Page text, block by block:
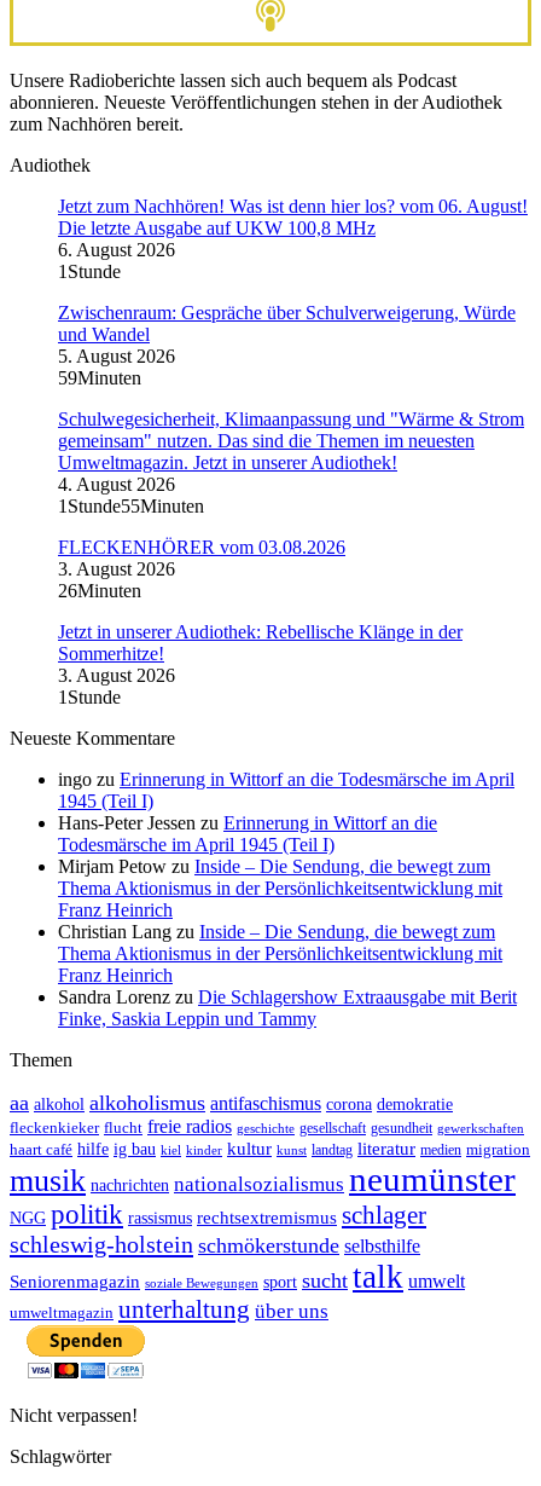
Unsere Radioberichte lassen sich auch bequem als Podcast
abonnieren. Neueste Veröffentlichungen stehen in der Audiothek
zum Nachhören bereit.
Audiothek
Jetzt zum Nachhören! Was ist denn hier los? vom 06. August!
Die letzte Ausgabe auf UKW 100,8 MHz
6. August 2026
1Stunde
Zwischenraum: Gespräche über Schulverweigerung, Würde
und Wandel
5. August 2026
59Minuten
Schulwegesicherheit, Klimaanpassung und "Wärme & Strom
gemeinsam" nutzen. Das sind die Themen im neuesten
Umweltmagazin. Jetzt in unserer Audiothek!
4. August 2026
1Stunde55Minuten
FLECKENHÖRER vom 03.08.2026
3. August 2026
26Minuten
Jetzt in unserer Audiothek: Rebellische Klänge in der
Sommerhitze!
3. August 2026
1Stunde
Neueste Kommentare
ingo zu Erinnerung in Wittorf an die Todesmärsche im April
1945 (Teil I)
Hans-Peter Jessen zu Erinnerung in Wittorf an die
Todesmärsche im April 1945 (Teil I)
Mirjam Petow zu Inside – Die Sendung, die bewegt zum
Thema Aktionismus in der Persönlichkeitsentwicklung mit
Franz Heinrich
Christian Lang zu Inside – Die Sendung, die bewegt zum
Thema Aktionismus in der Persönlichkeitsentwicklung mit
Franz Heinrich
Sandra Lorenz zu Die Schlagershow Extraausgabe mit Berit
Finke, Saskia Leppin und Tammy
Themen
aa alkohol alkoholismus antifaschismus corona demokratie
fleckenkieker flucht freie radios geschichte gesellschaft gesundheit gewerkschaften
haart café hilfe ig bau kiel kinder kultur kunst landtag literatur medien migration
musik nachrichten nationalsozialismus neumünster
NGG politik rassismus rechtsextremismus schlager
schleswig-holstein schmökerstunde selbsthilfe
Seniorenmagazin soziale Bewegungen sport sucht talk umwelt
umweltmagazin unterhaltung über uns
Nicht verpassen!
Schlagwörter